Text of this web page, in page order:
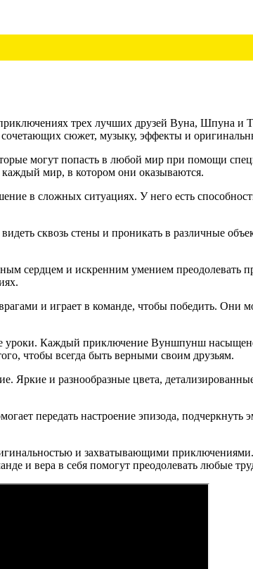
трех лучших друзей Вуна, Шпуна и
сюжет, музыку, эффекты и
могут попасть в любой мир при помощи
мир, в котором они оказываются.
в сложных ситуациях. У него есть
сквозь стены и проникать в различные
сердцем и искренним умением преодолевать
и играет в команде, чтобы победить. Они
уроки. Каждый приключение Вуншпунш
чтобы всегда быть верными своим друзьям.
Яркие и разнообразные цвета,
передать настроение эпизода,
и захватывающими
и вера в себя помогут преодолевать любые